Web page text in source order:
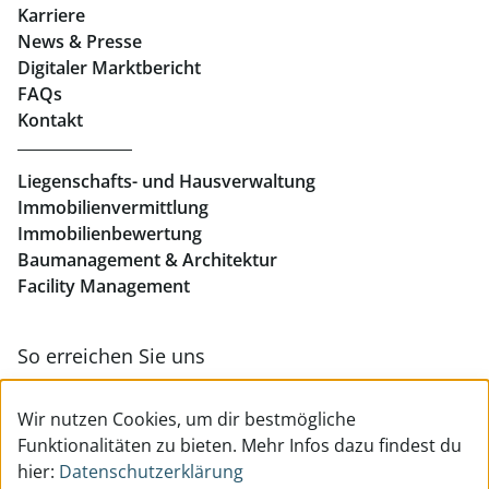
Eigentumswohnungen Linz
Büros mieten Linz
Geschäftslokale mieten Linz
Karriere
News & Presse
Digitaler Marktbericht
FAQs
Kontakt
Liegenschafts- und Hausverwaltung
Immobilienvermittlung
Immobilienbewertung
Baumanagement & Architektur
Facility Management
So erreichen Sie uns
Wir nutzen Cookies, um dir bestmögliche
Funktionalitäten zu bieten. Mehr Infos dazu findest du
hier: Datenschutzerklärung